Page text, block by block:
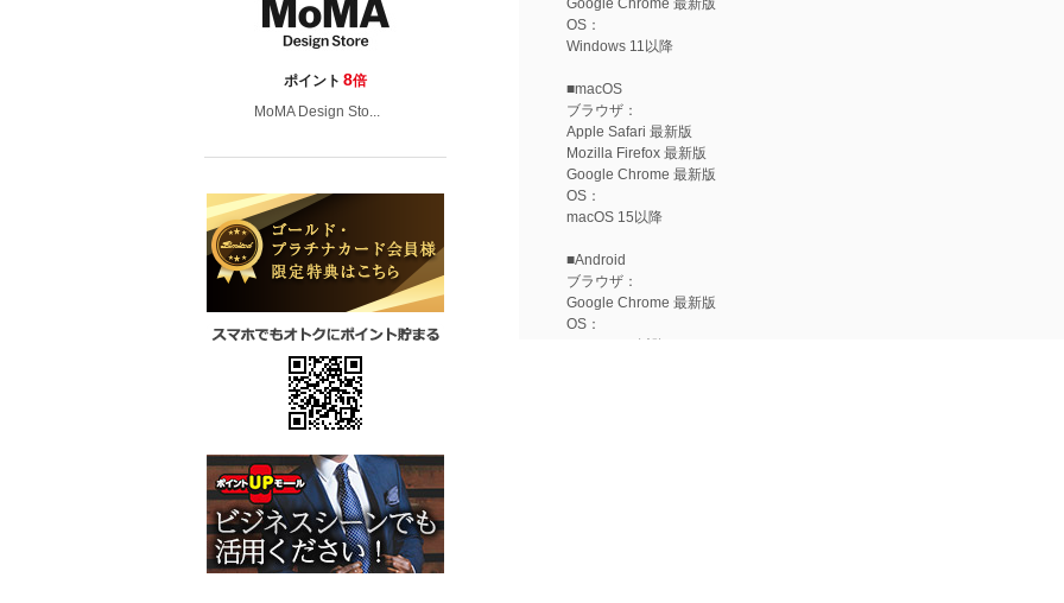
ポイント 8倍
MoMA Design Sto...
OS：
Windows 11以降
■macOS
ブラウザ：
Apple Safari 最新版
Mozilla Firefox 最新版
Google Chrome 最新版
OS：
macOS 15以降
■Android
ブラウザ：
Google Chrome 最新版
OS：
Android 15以降